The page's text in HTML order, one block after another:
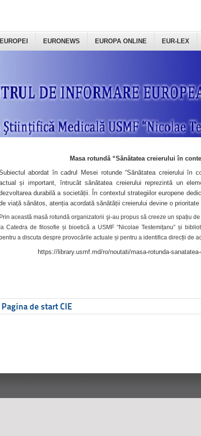
EURONEWS EUROPA ONLINE EUR-LEX
Masa rotundă “Sănătatea creierului în
abordat în cadrul Mesei rotunde “Sănătatea creierului în
și important, întrucât sănătatea creierului reprezintă un
durabilă a societății. În contextul strategiilor europene
viață sănătos, atenția acordată sănătății creierului devine o
Prin această masă rotundă organizatorii şi-au propus să creeze un spațiu
la Catedra de filosofie și bioetică a USMF “Nicolae Testemițanu” și
a discuta despre provocările actuale și pentru a identifica direcții de
https://library.usmf.md/ro/noutati/masa-rotunda-
Pagina de start CIE